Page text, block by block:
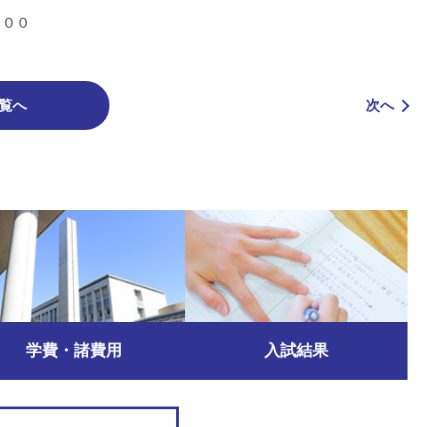
０
へ 次へ
学費・諸費用 入試結果